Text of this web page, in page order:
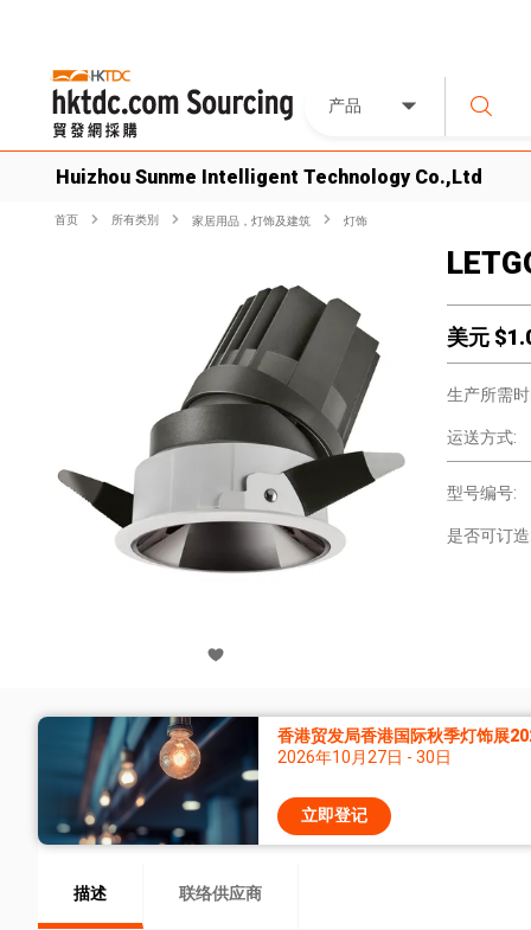
产品
Huizhou Sunme Intelligent Technology Co.,Ltd
首页 所有类別 家居用品，灯饰及建筑 灯饰
美元 $
生产所需
运送方式:
型号编号:
是否可订造:
香港贸发局香港国际秋季灯饰展
2026年10月27日 - 30日
立即登记
描述 联络供应商